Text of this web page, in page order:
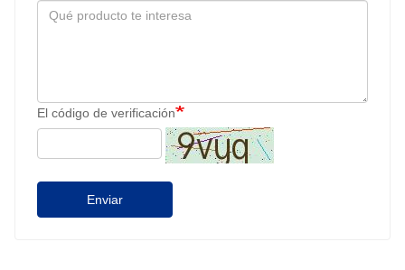
El código de verificación
Enviar